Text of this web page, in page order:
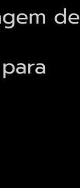
de